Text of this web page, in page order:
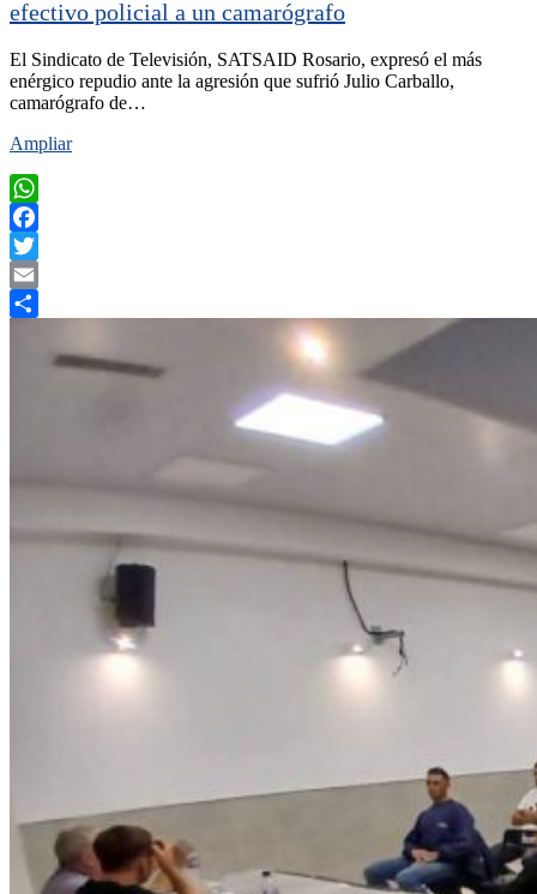
efectivo policial a un camarógrafo
El Sindicato de Televisión, SATSAID Rosario, expresó el más
enérgico repudio ante la agresión que sufrió Julio Carballo,
camarógrafo de…
Ampliar
WhatsApp
Facebook
Twitter
Email